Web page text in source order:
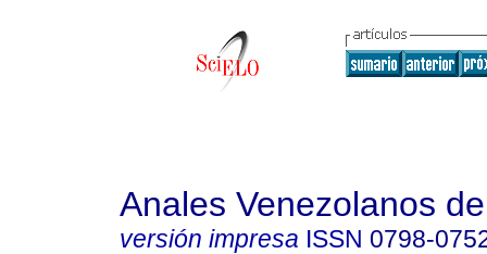
Anales Venezolanos
versión impresa ISSN 0798-